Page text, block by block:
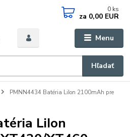
Menu
Hľadať
0 ks
za 0,00 EUR
PMNN4434 Batéria LiIon 2100mAh pre
LiIon